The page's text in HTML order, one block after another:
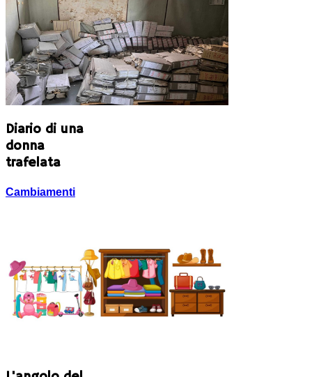
Diario di una
donna
trafelata
Cambiamenti